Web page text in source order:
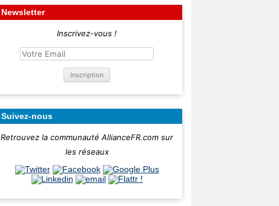
Newsletter
Inscrivez-vous !
Suivez-nous
Retrouvez la communauté AllianceFR.com sur
les réseaux